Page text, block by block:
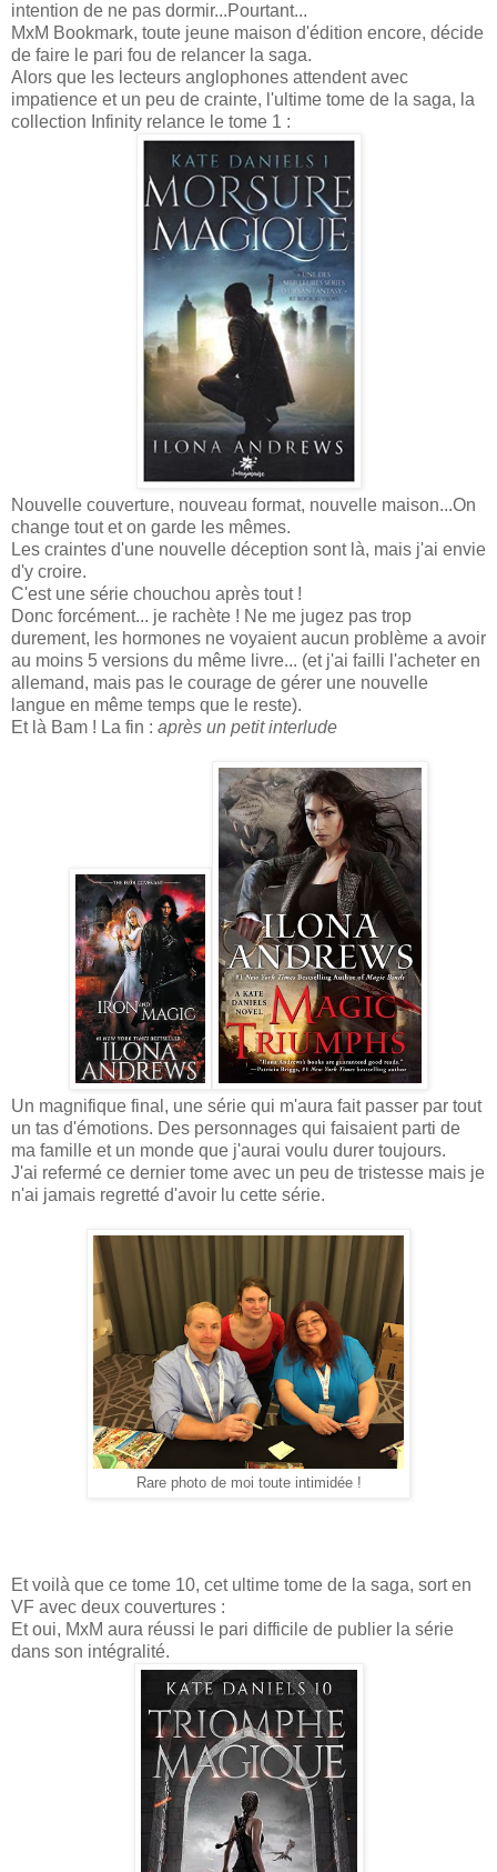
intention de ne pas dormir...Pourtant...
MxM Bookmark, toute jeune maison d'édition encore, décide
de faire le pari fou de relancer la saga.
Alors que les lecteurs anglophones attendent avec
impatience et un peu de crainte, l'ultime tome de la saga, la
collection Infinity relance le tome 1 :
Nouvelle couverture, nouveau format, nouvelle maison...On
change tout et on garde les mêmes.
Les craintes d'une nouvelle déception sont là, mais j'ai envie
d'y croire.
C'est une série chouchou après tout !
Donc forcément... je rachète ! Ne me jugez pas trop
durement, les hormones ne voyaient aucun problème a avoir
au moins 5 versions du même livre... (et j'ai failli l'acheter en
allemand, mais pas le courage de gérer une nouvelle
langue en même temps que le reste).
Et là Bam ! La fin : après un petit interlude
Un magnifique final, une série qui m'aura fait passer par tout
un tas d'émotions. Des personnages qui faisaient parti de
ma famille et un monde que j'aurai voulu durer toujours.
J'ai refermé ce dernier tome avec un peu de tristesse mais je
n'ai jamais regretté d'avoir lu cette série.
Rare photo de moi toute intimidée !
Et voilà que ce tome 10, cet ultime tome de la saga, sort en
VF avec deux couvertures :
Et oui, MxM aura réussi le pari difficile de publier la série
dans son intégralité.